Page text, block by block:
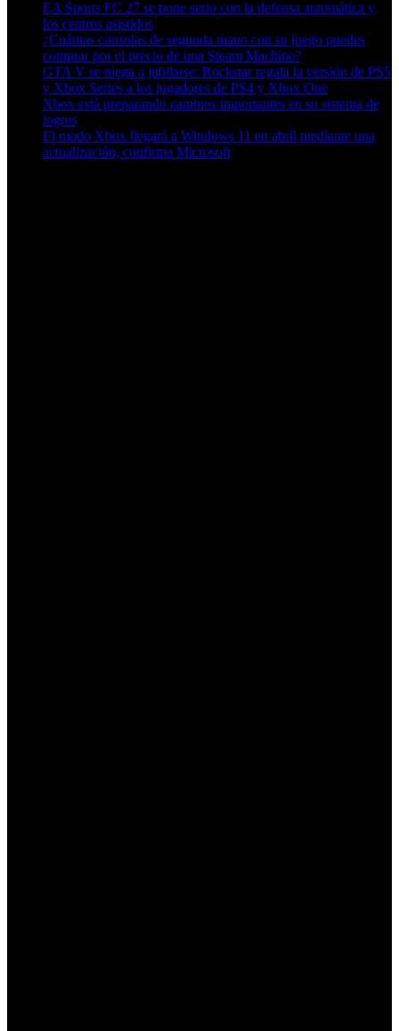
EA Sports FC 27 se pone serio con la defensa automática y
los centros asistidos
¿Cuántas consolas de segunda mano con su juego puedes
comprar por el precio de una Steam Machine?
GTA V se niega a jubilarse: Rockstar regala la versión de PS5
y Xbox Series a los jugadores de PS4 y Xbox One
Xbox está preparando cambios importantes en su sistema de
logros
El modo Xbox llegará a Windows 11 en abril mediante una
actualización, confirma Microsoft